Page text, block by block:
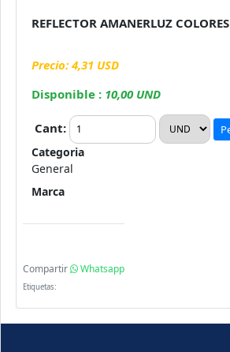
REFLECTOR AMANERLUZ
Precio: 4,31 USD
Disponible : 10,00 UND
Cant:
Categoria
General
Marca
Compartir Whatsapp
Etiquetas: